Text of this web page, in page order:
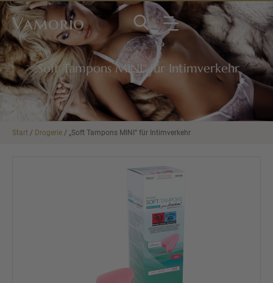
Vamorio
„Soft Tampons MINI“ für Intimverkehr
Start / Drogerie / „Soft Tampons MINI“ für Intimverkehr